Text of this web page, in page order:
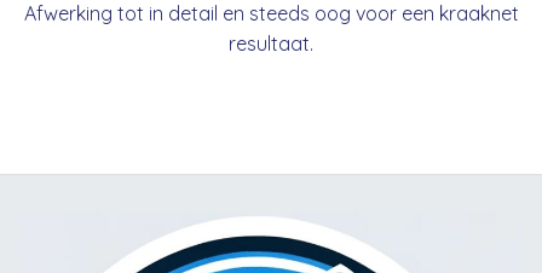
Afwerking tot in detail en steeds oog voor een kraaknet
resultaat.